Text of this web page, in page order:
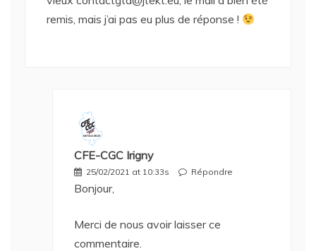
remis, mais j’ai pas eu plus de réponse !
CFE-CGC Irigny
25/02/2021 at 10:33s Répondre
Bonjour,
Merci de nous avoir laisser ce
commentaire.